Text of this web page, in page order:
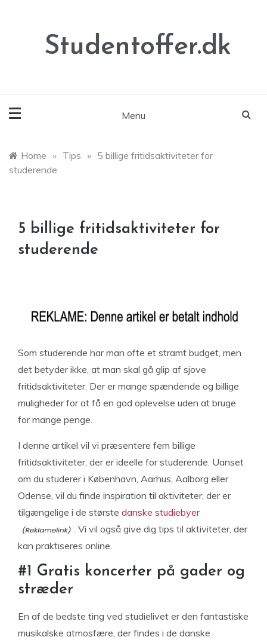
Studentoffer.dk
Menu
Home » Tips » 5 billige fritidsaktiviteter for
studerende
5 billige fritidsaktiviteter for
studerende
Som studerende har man ofte et stramt budget, men
det betyder ikke, at man skal gå glip af sjove
fritidsaktiviteter. Der er mange spændende og billige
muligheder for at få en god oplevelse uden at bruge
for mange penge.
I denne artikel vil vi præsentere fem billige
fritidsaktiviteter, der er ideelle for studerende. Uanset
om du studerer i København, Aarhus, Aalborg eller
Odense, vil du finde inspiration til aktiviteter, der er
tilgængelige i de største danske studiebyer
. Vi vil også give dig tips til aktiviteter, der
kan praktiseres online.
#1 Gratis koncerter på gader og
stræder
En af de bedste ting ved studielivet er den fantastiske
musikalske atmosfære, der findes i de danske